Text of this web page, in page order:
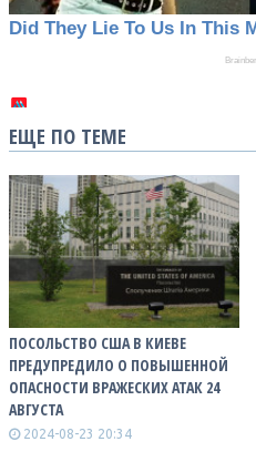
ЕЩЕ ПО ТЕМЕ
ПОСОЛЬСТВО США В КИЕВЕ
ПРЕДУПРЕДИЛО О ПОВЫШЕННОЙ
ОПАСНОСТИ ВРАЖЕСКИХ АТАК 24
АВГУСТА
2024-08-23 20:34